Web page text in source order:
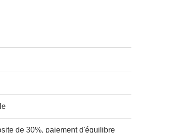
de 30%, paiement d'équilibre